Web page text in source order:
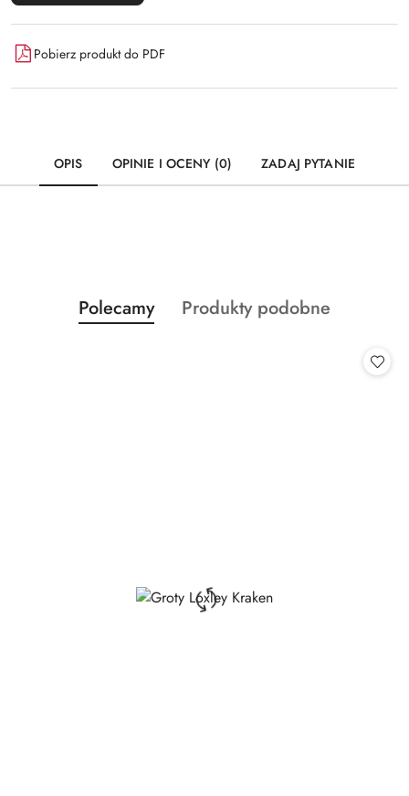
Pobierz produkt do PDF
OPIS OPINIE I OCENY (0) ZADAJ PYTANIE
Pomiń karuzelę produktów
Produkty
o
Polecamy
Produkty
Produkty podobne